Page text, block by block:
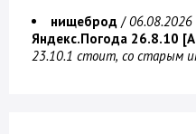
нищеброд /06.08.2026
Яндекс.Погода 26.8.10
23.10.1 стоит, со старым